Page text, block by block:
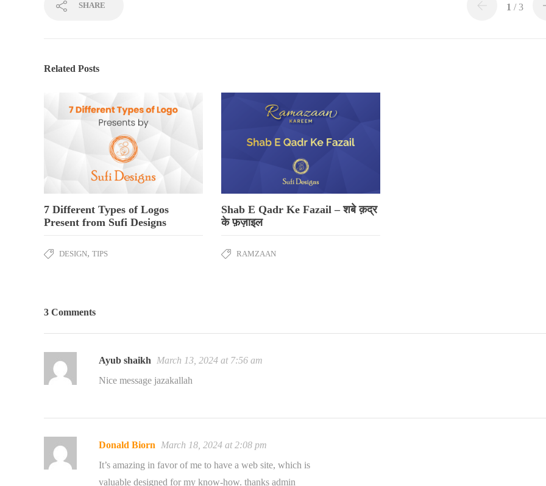
SHARE 1 / 3
Related Posts
7 Different Types of Logos
Present from Sufi Designs
DESIGN, TIPS
Shab E Qadr Ke Fazail – शबे क़द्र
के फ़ज़ाइल
RAMZAAN
3 Comments
Ayub shaikh
March 13, 2024 at 7:56 am
Nice message jazakallah
Donald Biorn
March 18, 2024 at 2:08 pm
It’s amazing in favor of me to have a web site, which is
valuable designed for my know-how. thanks admin